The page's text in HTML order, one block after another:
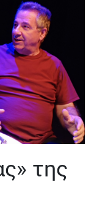
της